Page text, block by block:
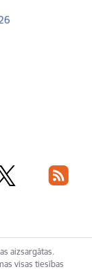
aizsargātas.
visas tiesības